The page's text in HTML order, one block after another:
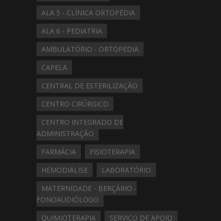
ALA 5 - CLÍNICA ORTOPEDIA
ALA 6 - PEDIATRIA
AMBULATÓRIO - ORTOPEDIA
CAPELA
CENTRAL DE ESTERILIZAÇÃO
CENTRO CIRÚRGICO
CENTRO INTEGRADO DE
ADMINISTRAÇÃO
FARMÁCIA
FISIOTERAPIA
HEMODIÁLISE
LABORATÓRIO
MATERNIDADE - BERÇÁRIO -
FONOAUDIÓLOGO
QUIMIOTERAPIA
SERVIÇO DE APOIO